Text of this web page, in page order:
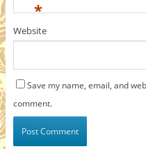
*
Website
Save my name, email, and
comment.